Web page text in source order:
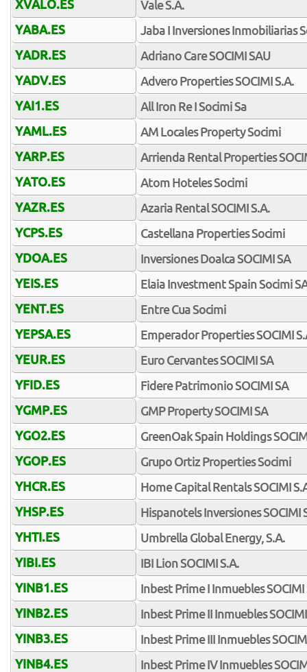
XVALO.ES
Vale S.A.
YABA.ES
Jaba I Inversiones Inmobiliarias
YADR.ES
Adriano Care SOCIMI SAU
YADV.ES
Advero Properties SOCIMI S.A.
YAI1.ES
All Iron Re I Socimi Sa
YAML.ES
AM Locales Property Socimi
YARP.ES
Arrienda Rental Properties
YATO.ES
Atom Hoteles Socimi
YAZR.ES
Azaria Rental SOCIMI S.A.
YCPS.ES
Castellana Properties Socimi
YDOA.ES
Inversiones Doalca SOCIMI SA
YEIS.ES
Elaia Investment Spain Socimi
YENT.ES
Entre Cua Socimi
YEPSA.ES
Emperador Properties SOCIMI
YEUR.ES
Euro Cervantes SOCIMI SA
YFID.ES
Fidere Patrimonio SOCIMI SA
YGMP.ES
GMP Property SOCIMI SA
YGO2.ES
GreenOak Spain Holdings
YGOP.ES
Grupo Ortiz Properties Socimi
YHCR.ES
Home Capital Rentals SOCIMI
YHSP.ES
Hispanotels Inversiones SOCIMI
YHTI.ES
Umbrella Global Energy, S.A.
YIBI.ES
IBI Lion SOCIMI S.A.
YINB1.ES
Inbest Prime I Inmuebles SOCIMI
YINB2.ES
Inbest Prime II Inmuebles
YINB3.ES
Inbest Prime III Inmuebles
YINB4.ES
Inbest Prime IV Inmuebles